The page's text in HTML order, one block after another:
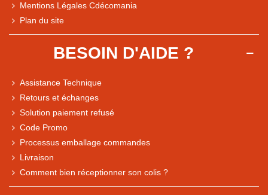
Comparaison des performances du magasin
Mentions Légales Cdécomania
Plan du site
BESOIN D'AIDE ?
Assistance Technique
Retours et échanges
Solution paiement refusé
Code Promo
Processus emballage commandes
Livraison
Comment bien réceptionner son colis ?